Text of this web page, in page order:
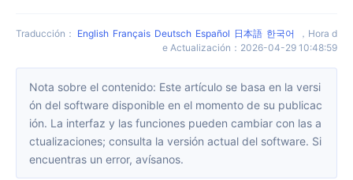
Traducción ： English Français Deutsch Español 日本語 한국어 ， Hora d
e Actualización ： 2026-04-29 10:48:59
Nota sobre el contenido: Este artículo se basa en la versi
ón del software disponible en el momento de su publicac
ión. La interfaz y las funciones pueden cambiar con las a
ctualizaciones; consulta la versión actual del software. Si
encuentras un error, avísanos.